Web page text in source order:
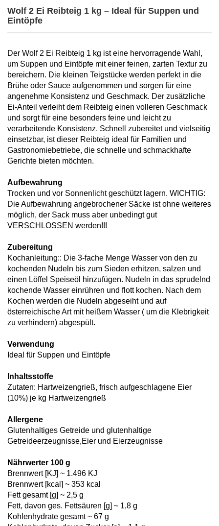
Wolf 2 Ei Reibteig 1 kg – Ideal für Suppen und
Eintöpfe
Der Wolf 2 Ei Reibteig 1 kg ist eine hervorragende Wahl,
um Suppen und Eintöpfe mit einer feinen, zarten Textur zu
bereichern. Die kleinen Teigstücke werden perfekt in die
Brühe oder Sauce aufgenommen und sorgen für eine
angenehme Konsistenz und Geschmack. Der zusätzliche
Ei-Anteil verleiht dem Reibteig einen volleren Geschmack
und sorgt für eine besonders feine und leicht zu
verarbeitende Konsistenz. Schnell zubereitet und vielseitig
einsetzbar, ist dieser Reibteig ideal für Familien und
Gastronomiebetriebe, die schnelle und schmackhafte
Gerichte bieten möchten.
Aufbewahrung
Trocken und vor Sonnenlicht geschützt lagern. WICHTIG:
Die Aufbewahrung angebrochener Säcke ist ohne weiteres
möglich, der Sack muss aber unbedingt gut
VERSCHLOSSEN werden!!!
Zubereitung
Kochanleitung:: Die 3-fache Menge Wasser von den zu
kochenden Nudeln bis zum Sieden erhitzen, salzen und
einen Löffel Speiseöl hinzufügen. Nudeln in das sprudelnd
kochende Wasser einrühren und flott kochen. Nach dem
Kochen werden die Nudeln abgeseiht und auf
österreichische Art mit heißem Wasser ( um die Klebrigkeit
zu verhindern) abgespült.
Verwendung
Ideal für Suppen und Eintöpfe
Inhaltsstoffe
Zutaten: Hartweizengrieß, frisch aufgeschlagene Eier
(10%) je kg Hartweizengrieß
Allergene
Glutenhaltiges Getreide und glutenhaltige
Getreideerzeugnisse,Eier und Eierzeugnisse
Nährwerter 100 g
Brennwert [KJ] ~ 1.496 KJ
Brennwert [kcal] ~ 353 kcal
Fett gesamt [g] ~ 2,5 g
Fett, davon ges. Fettsäuren [g] ~ 1,8 g
Kohlenhydrate gesamt ~ 67 g